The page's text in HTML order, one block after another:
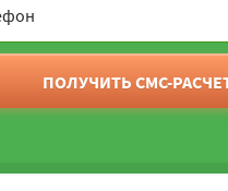
ПОЛУЧИТЬ СМС-